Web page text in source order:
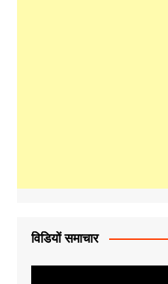
विडियों समाचार